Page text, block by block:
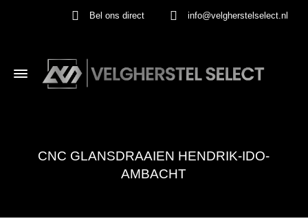
Bel ons direct info@velgherstelselect.nl
CNC GLANSDRAAIEN HENDRIK-IDO-
AMBACHT